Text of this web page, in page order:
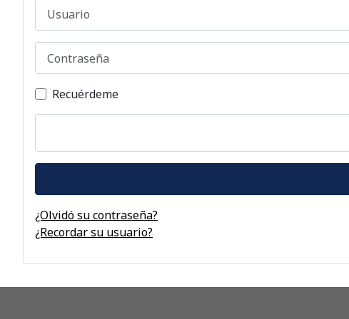
Usuario
Recuérdeme
¿Olvidó su contraseña?
¿Recordar su usuario?